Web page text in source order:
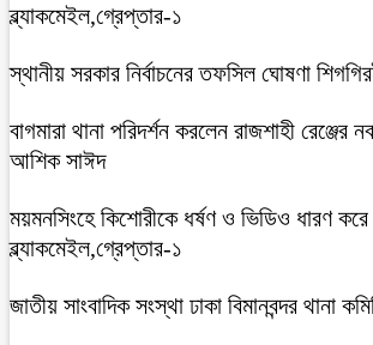
ব্ল্যাকমেইল,গ্রেপ্তার-১
স্থানীয় সরকার নির্বাচনের তফসিল ঘোষণা
বাগমারা থানা পরিদর্শন করলেন রাজশাহী
আশিক সাঈদ
ময়মনসিংহে কিশোরীকে ধর্ষণ ও ভিডিও ধারণ করে
ব্ল্যাকমেইল,গ্রেপ্তার-১
জাতীয় সাংবাদিক সংস্থা ঢাকা বিমানবন্দর থানা